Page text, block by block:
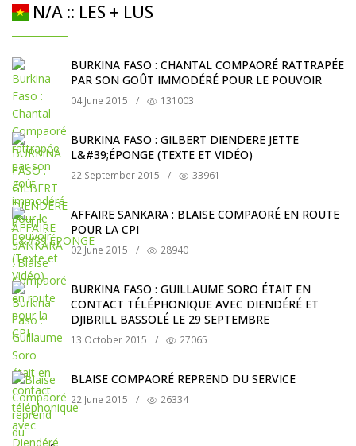
N/A :: LES + LUS
BURKINA FASO : CHANTAL COMPAORÉ RATTRAPÉE
PAR SON GOÛT IMMODÉRÉ POUR LE POUVOIR
04 June 2015 / 131003
BURKINA FASO : GILBERT DIENDERE JETTE
L&#39;ÉPONGE (TEXTE ET VIDÉO)
22 September 2015 / 33961
AFFAIRE SANKARA : BLAISE COMPAORÉ EN ROUTE
POUR LA CPI
02 June 2015 / 28940
BURKINA FASO : GUILLAUME SORO ÉTAIT EN
CONTACT TÉLÉPHONIQUE AVEC DIENDÉRÉ ET
DJIBRILL BASSOLÉ LE 29 SEPTEMBRE
13 October 2015 / 27065
BLAISE COMPAORÉ REPREND DU SERVICE
22 June 2015 / 26334